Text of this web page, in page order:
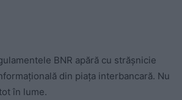
BNR apără cu strășnicie
din piața interbancară. Nu
în lume.